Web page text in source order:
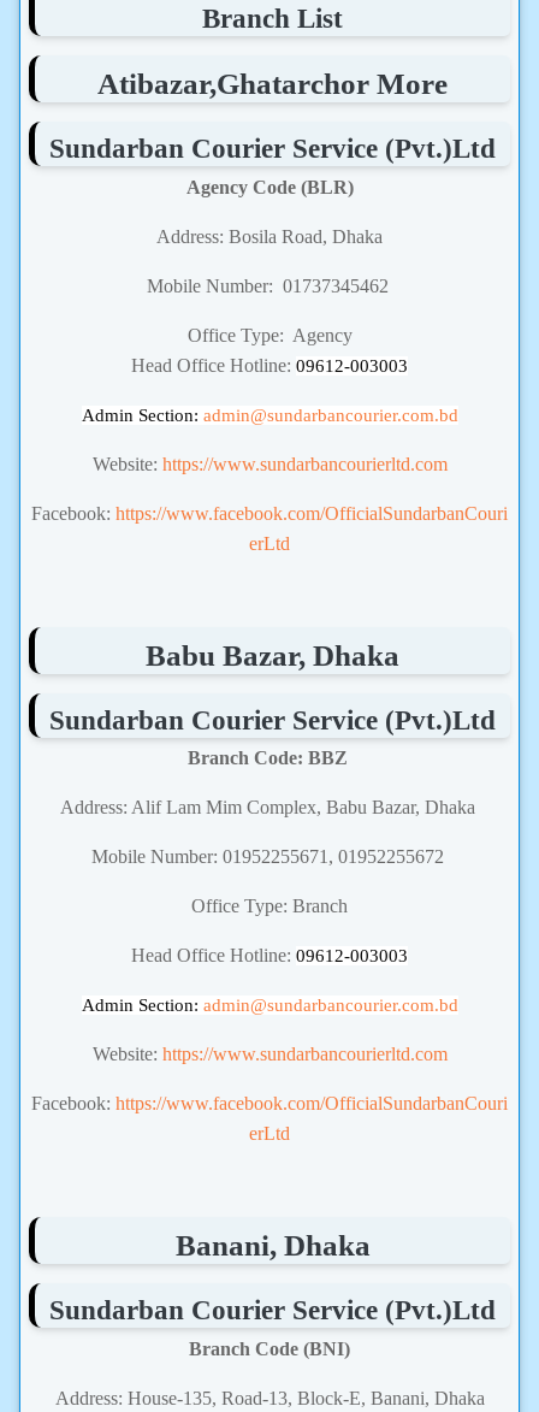
Branch List
Atibazar,Ghatarchor More
Sundarban Courier Service (Pvt.)Ltd
Agency Code (BLR)
Address: Bosila Road, Dhaka
Mobile Number: 01737345462
Office Type: Agency
Head Office Hotline: 09612-003003
Admin Section: admin@sundarbancourier.com.bd
Website: https://www.sundarbancourierltd.com
Facebook: https://www.facebook.com/OfficialSundarbanCouri
erLtd
Babu Bazar, Dhaka
Sundarban Courier Service (Pvt.)Ltd
Branch Code: BBZ
Address: Alif Lam Mim Complex, Babu Bazar, Dhaka
Mobile Number: 01952255671, 01952255672
Office Type: Branch
Head Office Hotline: 09612-003003
Admin Section: admin@sundarbancourier.com.bd
Website: https://www.sundarbancourierltd.com
Facebook: https://www.facebook.com/OfficialSundarbanCouri
erLtd
Banani, Dhaka
Sundarban Courier Service (Pvt.)Ltd
Branch Code (BNI)
Address: House-135, Road-13, Block-E, Banani, Dhaka